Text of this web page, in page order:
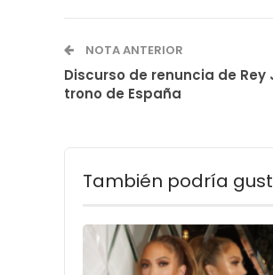
NOTA ANTERIOR
Discurso de renuncia de Rey
trono de España
También podría